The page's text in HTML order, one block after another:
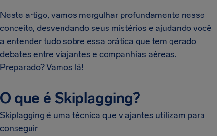
Neste artigo, vamos mergulhar profundamente nesse
conceito, desvendando seus mistérios e ajudando você
a entender tudo sobre essa prática que tem gerado
debates entre viajantes e companhias aéreas.
Preparado? Vamos lá!
O que é Skiplagging?
Skiplagging é uma técnica que viajantes utilizam para
conseguir